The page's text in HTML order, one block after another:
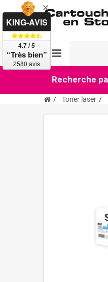
Recherche
Toner laser
KING-AVIS
4.7 / 5
“Très bien”
2580 avis